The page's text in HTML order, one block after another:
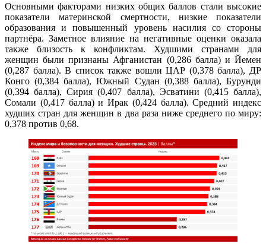
Основными факторами низких общих баллов стали высокие
показатели материнской смертности, низкие показатели
образования и повышенный уровень насилия со стороны
партнёра. Заметное влияние на негативные оценки оказала
также близость к конфликтам. Худшими странами для
женщин были признаны Афганистан (0,286 балла) и Йемен
(0,287 балла). В список также вошли ЦАР (0,378 балла), ДР
Конго (0,384 балла), Южный Судан (0,388 балла), Бурунди
(0,394 балла), Сирия (0,407 балла), Эсватини (0,415 балла),
Сомали (0,417 балла) и Ирак (0,424 балла). Средний индекс
худших стран для женщин в два раза ниже среднего по миру:
0,378 против 0,68.